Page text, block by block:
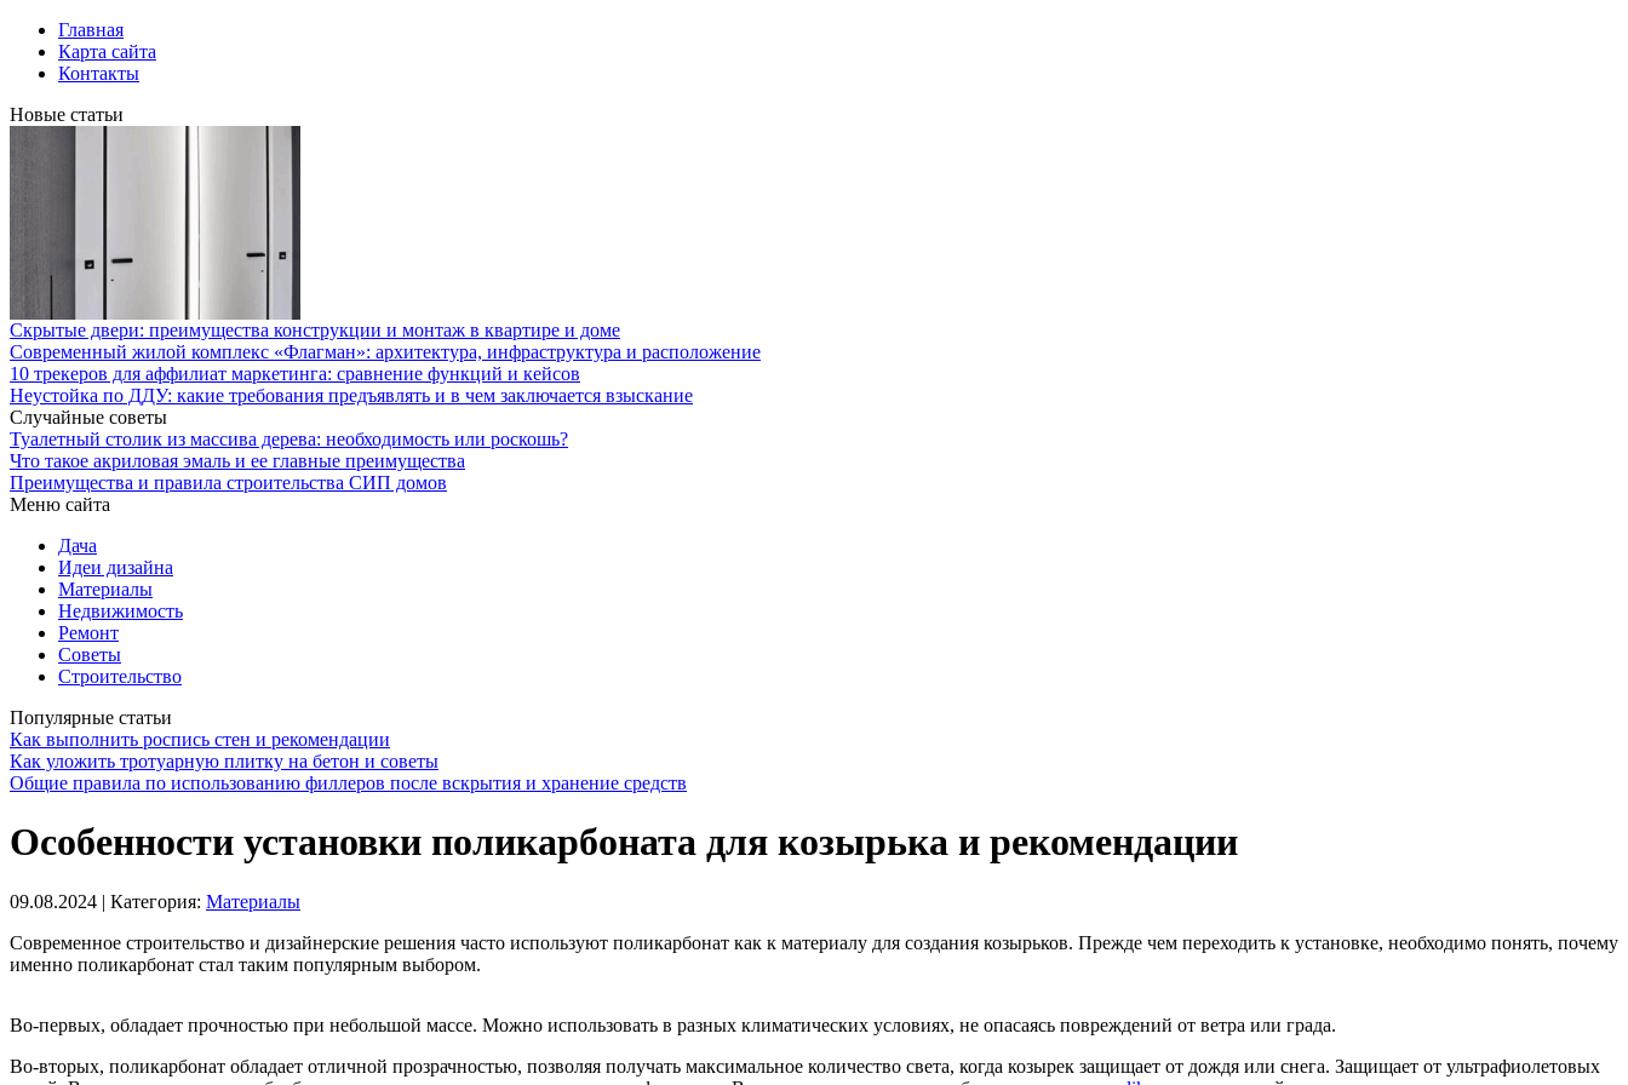
Главная
Карта сайта
Контакты
Новые статьи
Скрытые двери: преимущества конструкции и монтаж в квартире и доме
Современный жилой комплекс «Флагман»: архитектура, инфраструктура и расположение
10 трекеров для аффилиат маркетинга: сравнение функций и кейсов
Неустойка по ДДУ: какие требования предъявлять и в чем заключается взыскание
Случайные советы
Туалетный столик из массива дерева: необходимость или роскошь?
Что такое акриловая эмаль и ее главные преимущества
Преимущества и правила строительства СИП домов
Меню сайта
Дача
Идеи дизайна
Материалы
Недвижимость
Ремонт
Советы
Строительство
Популярные статьи
Как выполнить роспись стен и рекомендации
Как уложить тротуарную плитку на бетон и советы
Общие правила по использованию филлеров после вскрытия и хранение средств
Особенности установки поликарбоната для козырька и рекомендации
09.08.2024 | Категория: Материалы
Современное строительство и дизайнерские решения часто используют поликарбонат как к материалу для создания козырьков. Прежде чем переходить к установке, необходимо понять, почему
именно поликарбонат стал таким популярным выбором.
Во-первых, обладает прочностью при небольшой массе. Можно использовать в разных климатических условиях, не опасаясь повреждений от ветра или града.
Во-вторых, поликарбонат обладает отличной прозрачностью, позволяя получать максимальное количество света, когда козырек защищает от дождя или снега. Защищает от ультрафиолетовых